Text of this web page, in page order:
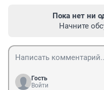
Пока нет ни
Начните
Гость
Войти